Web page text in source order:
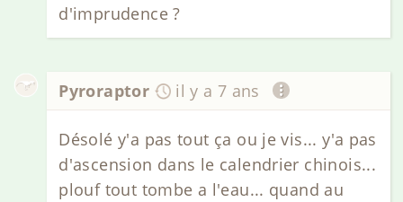
d'imprudence ?
Pyroraptor il y a 7 ans
Désolé y'a pas tout ça ou je vis... y'a pas
d'ascension dans le calendrier chinois...
plouf tout tombe a l'eau... quand au